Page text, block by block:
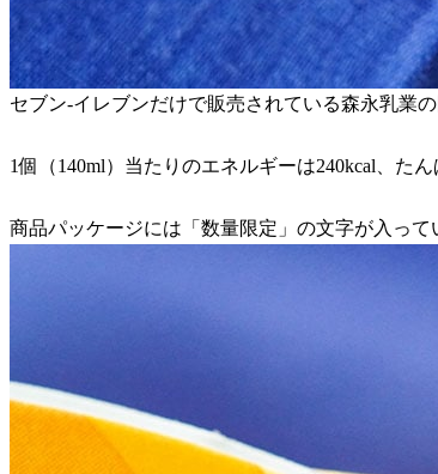
セブン-イレブンだけで販売されている森永乳業
1個（140ml）当たりのエネルギーは240kcal、た
商品パッケージには「数量限定」の文字が入って